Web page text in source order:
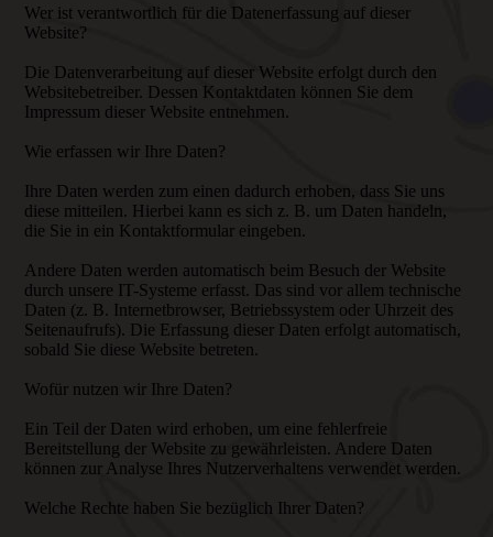
Wer ist verantwortlich für die Datenerfassung auf dieser
Website?
Die Datenverarbeitung auf dieser Website erfolgt durch den
Websitebetreiber. Dessen Kontaktdaten können Sie dem
Impressum dieser Website entnehmen.
Wie erfassen wir Ihre Daten?
Ihre Daten werden zum einen dadurch erhoben, dass Sie uns
diese mitteilen. Hierbei kann es sich z. B. um Daten handeln,
die Sie in ein Kontaktformular eingeben.
Andere Daten werden automatisch beim Besuch der Website
durch unsere IT-Systeme erfasst. Das sind vor allem technische
Daten (z. B. Internetbrowser, Betriebssystem oder Uhrzeit des
Seitenaufrufs). Die Erfassung dieser Daten erfolgt automatisch,
sobald Sie diese Website betreten.
Wofür nutzen wir Ihre Daten?
Ein Teil der Daten wird erhoben, um eine fehlerfreie
Bereitstellung der Website zu gewährleisten. Andere Daten
können zur Analyse Ihres Nutzerverhaltens verwendet werden.
Welche Rechte haben Sie bezüglich Ihrer Daten?